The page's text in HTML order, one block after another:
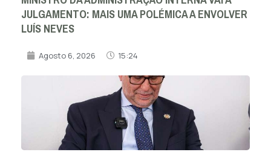
JULGAMENTO: MAIS UMA POLÉMICA A ENVOLVER
LUÍS NEVES
Agosto 6, 2026 15:24